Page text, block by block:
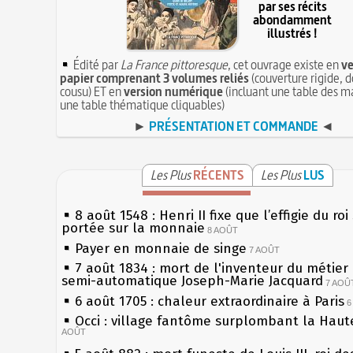
par ses récits
abondamment
illustrés !
Édité parLa France pittoresque, cet ouvrage existe en
papier comprenant 3 volumes reliés(couverture rigide,
cousu) ET enversion numérique(incluant une table des
une table thématique cliquables)
► PRÉSENTATION ET COMMANDE ◄
Les PlusRÉCENTS Les PlusLUS
8 août 1548 : Henri II fixe que l’effigie du roi
portée sur la monnaie 8 AOÛT
Payer en monnaie de singe 7 AOÛT
7 août 1834 : mort de l'inventeur du métier
semi-automatique Joseph-Marie Jacquard 7
6 août 1705 : chaleur extraordinaire à Paris 6
Occi : village fantôme surplombant la
AOÛT